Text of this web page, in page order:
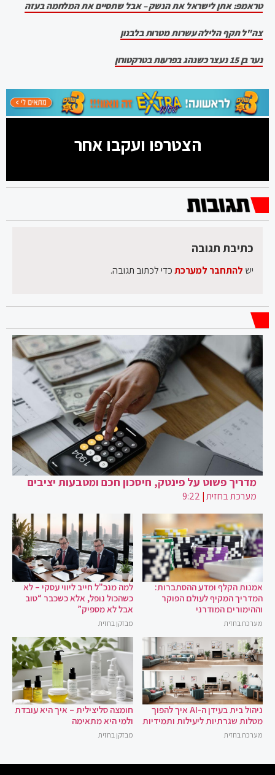
טראמפ: אתן לישראל את הנשק – אבל שתסיים את המלחמה בעזה
צה"ל תקף הלילה עשרות מטרות בלבנון
נער בן 15 נעצר כשנהג בפרעות בטרקטורון
הצטרפו ועקבו אחר
כתיבת תגובה
יש להתחבר למערכתכדי לכתוב תגובה.
מדריך פשוט על פינטק, חיסכון חכם ומטבעות יציבים
מערכת בחזית|
9:22
אמנות הקלף ומדע ההסתברות:
המדריך המקיף לעולם הפוקר
וההימורים המודרני
מערכת בחזית
למה מנכ"ל חייב ליווי עסקי – לא
כשהכול נופל, אלא כשכבר “טוב
אבל לא מספיק”
מבזקן בחזית
ניהול בית בעידן ה-AI איך להפוך
מטלות שגרתיות ליעילות ותמידיות
מערכת בחזית
חומצה סליצילית – איך היא עובדת
ולמי היא מתאימה
מבזקן בחזית